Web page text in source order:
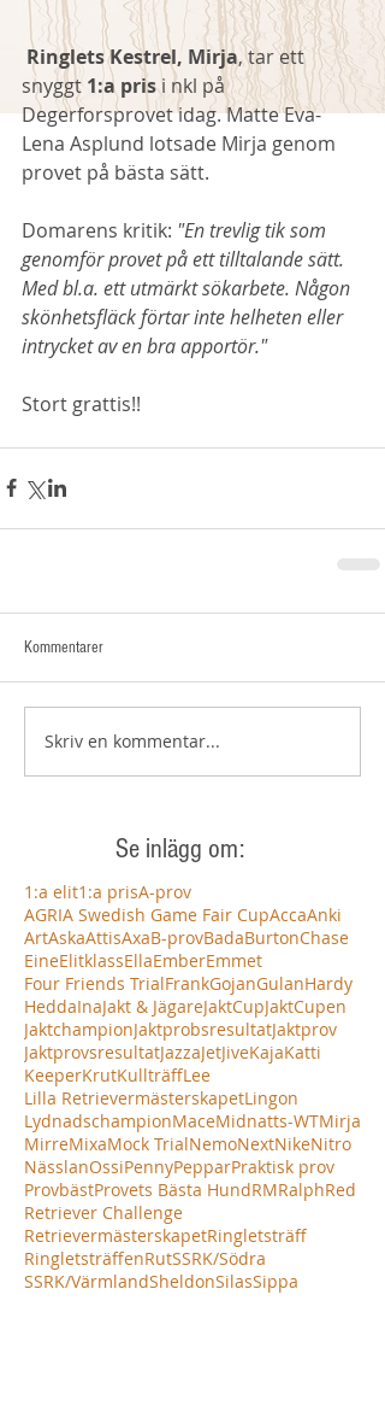
Ringlets Kestrel, Mirja, tar ett
snyggt 1:a pris i nkl på
Degerforsprovet idag. Matte Eva-
Lena Asplund lotsade Mirja genom
provet på bästa sätt.
Domarens kritik: "En trevlig tik som
genomför provet på ett tilltalande sätt.
Med bl.a. ett utmärkt sökarbete. Någon
skönhetsfläck förtar inte helheten eller
intrycket av en bra apportör."
Stort grattis!!
Kommentarer
Skriv en kommentar...
Se inlägg om:
1:a elit1:a prisA-prov
AGRIA Swedish Game Fair CupAccaAnki
ArtAskaAttisAxaB-provBadaBurtonChase
EineElitklassEllaEmberEmmet
Four Friends TrialFrankGojanGulanHardy
HeddaInaJakt & JägareJaktCupJaktCupen
JaktchampionJaktprobsresultatJaktprov
JaktprovsresultatJazzaJetJiveKajaKatti
KeeperKrutKullträffLee
Lilla RetrievermästerskapetLingon
LydnadschampionMaceMidnatts-WTMirja
MirreMixaMock TrialNemoNextNikeNitro
NässlanOssiPennyPepparPraktisk prov
ProvbästProvets Bästa HundRMRalphRed
Retriever Challenge
RetrievermästerskapetRingletsträff
RingletsträffenRutSSRK/Södra
SSRK/VärmlandSheldonSilasSippa